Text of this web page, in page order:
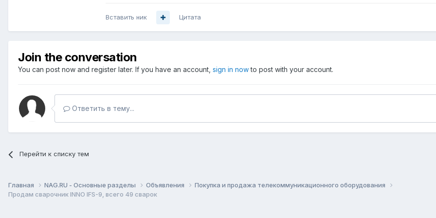
Вставить ник Цитата
Join the conversation
You can post now and register later. If you have an account, sign in nowto post with your account.
Ответить в тему...
Перейти к списку тем
Главная NAG.RU - Основные разделы Объявления
Покупка и продажа телекоммуникационного оборудования
Продам сварочник INNO IFS-9, всего 49 сварок